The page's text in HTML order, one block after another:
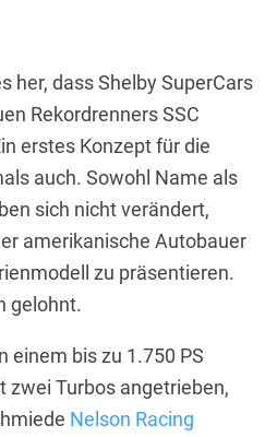
her, dass Shelby SuperCars
Rekordrenners SSC
erstes Konzept für die
auch. Sowohl Name als
sich nicht verändert,
amerikanische Autobauer
zu präsentieren.
gelohnt.
einem bis zu 1.750 PS
zwei Turbos angetrieben,
Nelson Racing